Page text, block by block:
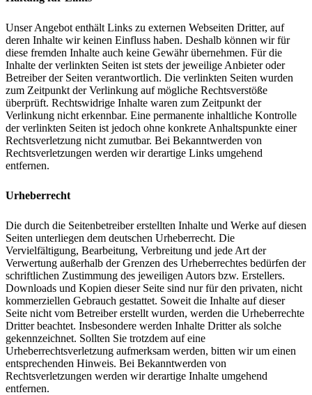
Unser Angebot enthält Links zu externen Webseiten Dritter, auf
deren Inhalte wir keinen Einfluss haben. Deshalb können wir für
diese fremden Inhalte auch keine Gewähr übernehmen. Für die
Inhalte der verlinkten Seiten ist stets der jeweilige Anbieter oder
Betreiber der Seiten verantwortlich. Die verlinkten Seiten wurden
zum Zeitpunkt der Verlinkung auf mögliche Rechtsverstöße
überprüft. Rechtswidrige Inhalte waren zum Zeitpunkt der
Verlinkung nicht erkennbar. Eine permanente inhaltliche Kontrolle
der verlinkten Seiten ist jedoch ohne konkrete Anhaltspunkte einer
Rechtsverletzung nicht zumutbar. Bei Bekanntwerden von
Rechtsverletzungen werden wir derartige Links umgehend
entfernen.
Urheberrecht
Die durch die Seitenbetreiber erstellten Inhalte und Werke auf diesen
Seiten unterliegen dem deutschen Urheberrecht. Die
Vervielfältigung, Bearbeitung, Verbreitung und jede Art der
Verwertung außerhalb der Grenzen des Urheberrechtes bedürfen der
schriftlichen Zustimmung des jeweiligen Autors bzw. Erstellers.
Downloads und Kopien dieser Seite sind nur für den privaten, nicht
kommerziellen Gebrauch gestattet. Soweit die Inhalte auf dieser
Seite nicht vom Betreiber erstellt wurden, werden die Urheberrechte
Dritter beachtet. Insbesondere werden Inhalte Dritter als solche
gekennzeichnet. Sollten Sie trotzdem auf eine
Urheberrechtsverletzung aufmerksam werden, bitten wir um einen
entsprechenden Hinweis. Bei Bekanntwerden von
Rechtsverletzungen werden wir derartige Inhalte umgehend
entfernen.